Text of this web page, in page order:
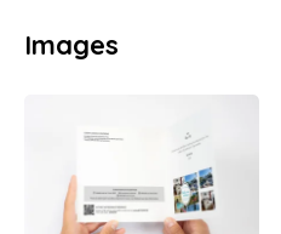
Images